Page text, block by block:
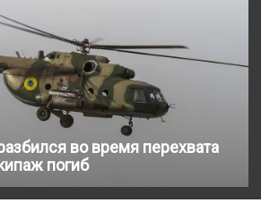
во время перехвата
погиб